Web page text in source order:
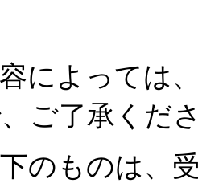
によっては
ご了承くだ
のものは、